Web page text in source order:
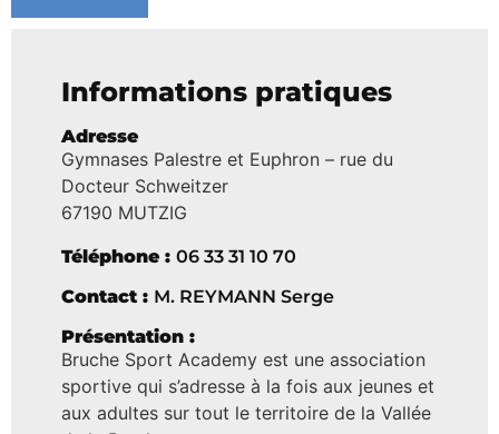
Informations pratiques
Adresse
Gymnases Palestre et Euphron – rue du
Docteur Schweitzer
67190 MUTZIG
Téléphone : 06 33 31 10 70
Contact : M. REYMANN Serge
Présentation :
Bruche Sport Academy est une association
sportive qui s’adresse à la fois aux jeunes et
aux adultes sur tout le territoire de la Vallée